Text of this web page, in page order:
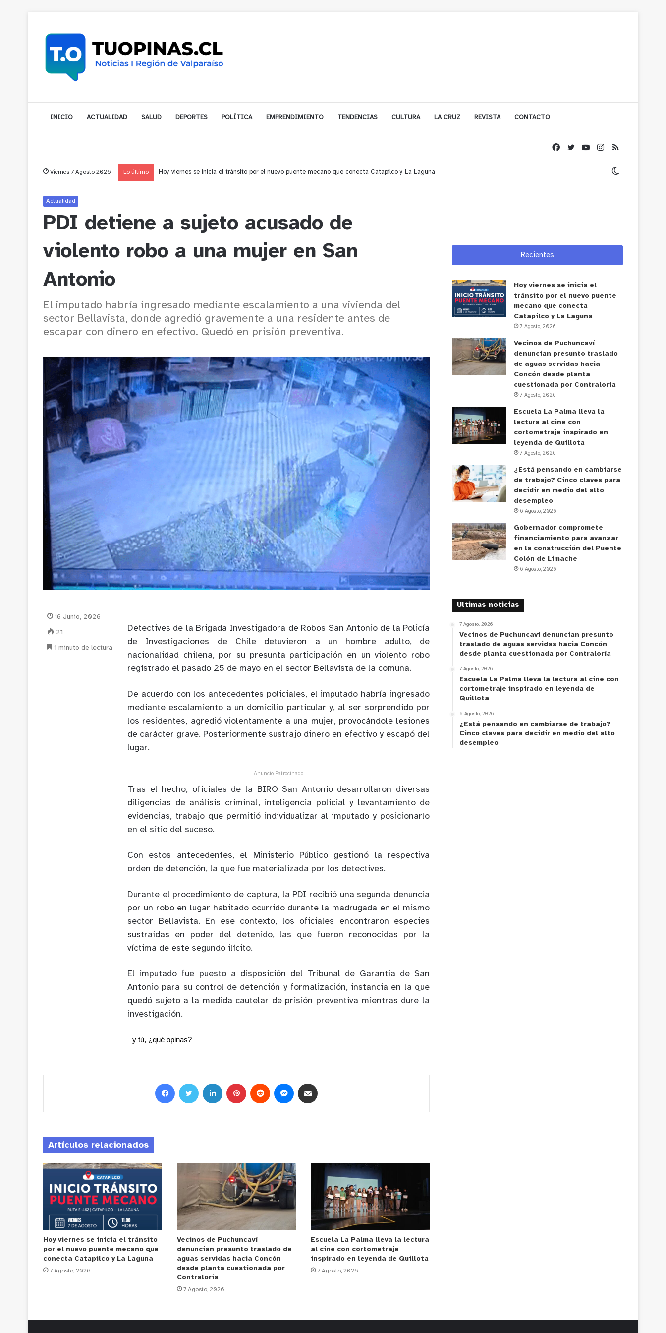
INICIO ACTUALIDAD SALUD DEPORTES POLÍTICA EMPRENDIMIENTO TENDENCIAS CULTURA LA CRUZ REVISTA CONTACTO
Viernes 7 Agosto 2026 Lo último Vecinos de Puchuncaví denuncian presunto traslado de aguas servidas hacia Concón desde planta cuestionada por Contraloría
Actualidad
PDI detiene a sujeto acusado de
violento robo a una mujer en San
Antonio
El imputado habría ingresado mediante escalamiento a una vivienda del
sector Bellavista, donde agredió gravemente a una residente antes de
escapar con dinero en efectivo. Quedó en prisión preventiva.
Detectives de la Brigada Investigadora de Robos San Antonio de la Policía
de Investigaciones de Chile detuvieron a un hombre adulto, de
nacionalidad chilena, por su presunta participación en un violento robo
registrado el pasado 25 de mayo en el sector Bellavista de la comuna.
De acuerdo con los antecedentes policiales, el imputado habría ingresado
mediante escalamiento a un domicilio particular y, al ser sorprendido por
los residentes, agredió violentamente a una mujer, provocándole lesiones
de carácter grave. Posteriormente sustrajo dinero en efectivo y escapó del
lugar.
Anuncio Patrocinado
Tras el hecho, oficiales de la BIRO San Antonio desarrollaron diversas
diligencias de análisis criminal, inteligencia policial y levantamiento de
evidencias, trabajo que permitió individualizar al imputado y posicionarlo
en el sitio del suceso.
Con estos antecedentes, el Ministerio Público gestionó la respectiva
orden de detención, la que fue materializada por los detectives.
Durante el procedimiento de captura, la PDI recibió una segunda denuncia
por un robo en lugar habitado ocurrido durante la madrugada en el mismo
sector Bellavista. En ese contexto, los oficiales encontraron especies
sustraídas en poder del detenido, las que fueron reconocidas por la
víctima de este segundo ilícito.
El imputado fue puesto a disposición del Tribunal de Garantía de San
Antonio para su control de detención y formalización, instancia en la que
quedó sujeto a la medida cautelar de prisión preventiva mientras dure la
investigación.
y tú, ¿qué opinas?
16 Junio, 2026
21
1 minuto de lectura
Artículos relacionados
Hoy viernes se inicia el tránsito
por el nuevo puente mecano que
conecta Catapilco y La Laguna
7 Agosto, 2026
Vecinos de Puchuncaví
denuncian presunto traslado de
aguas servidas hacia Concón
desde planta cuestionada por
Contraloría
7 Agosto, 2026
Escuela La Palma lleva la lectura
al cine con cortometraje
inspirado en leyenda de Quillota
7 Agosto, 2026
Recientes
Hoy viernes se inicia el
tránsito por el nuevo puente
mecano que conecta
Catapilco y La Laguna
7 Agosto, 2026
Vecinos de Puchuncaví
denuncian presunto traslado
de aguas servidas hacia
Concón desde planta
cuestionada por Contraloría
7 Agosto, 2026
Escuela La Palma lleva la
lectura al cine con
cortometraje inspirado en
leyenda de Quillota
7 Agosto, 2026
¿Está pensando en cambiarse
de trabajo? Cinco claves para
decidir en medio del alto
desempleo
6 Agosto, 2026
Gobernador compromete
financiamiento para avanzar
en la construcción del Puente
Colón de Limache
6 Agosto, 2026
Ultimas noticias
7 Agosto, 2026
Vecinos de Puchuncaví denuncian presunto
traslado de aguas servidas hacia Concón
desde planta cuestionada por Contraloría
7 Agosto, 2026
Escuela La Palma lleva la lectura al cine con
cortometraje inspirado en leyenda de
Quillota
6 Agosto, 2026
¿Está pensando en cambiarse de trabajo?
Cinco claves para decidir en medio del alto
desempleo